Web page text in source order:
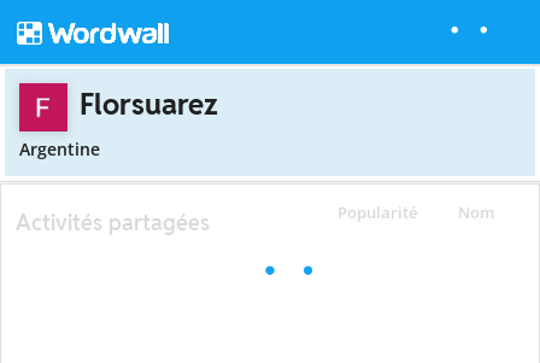
Florsuarez
Argentine
Popularité Nom
Activités partagées